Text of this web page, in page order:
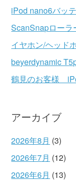
iPod nano6バッ
ScanSnapローラ
イヤホン/ヘッド
beyerdynamic
鶴見のお客様
アーカイブ
2026年8月 (3)
2026年7月 (12)
2026年6月 (13)